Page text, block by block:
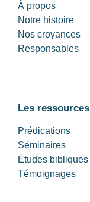
À propos
Notre histoire
Nos croyances
Responsables
Les ressources
Prédications
Séminaires
Études bibliques
Témoignages